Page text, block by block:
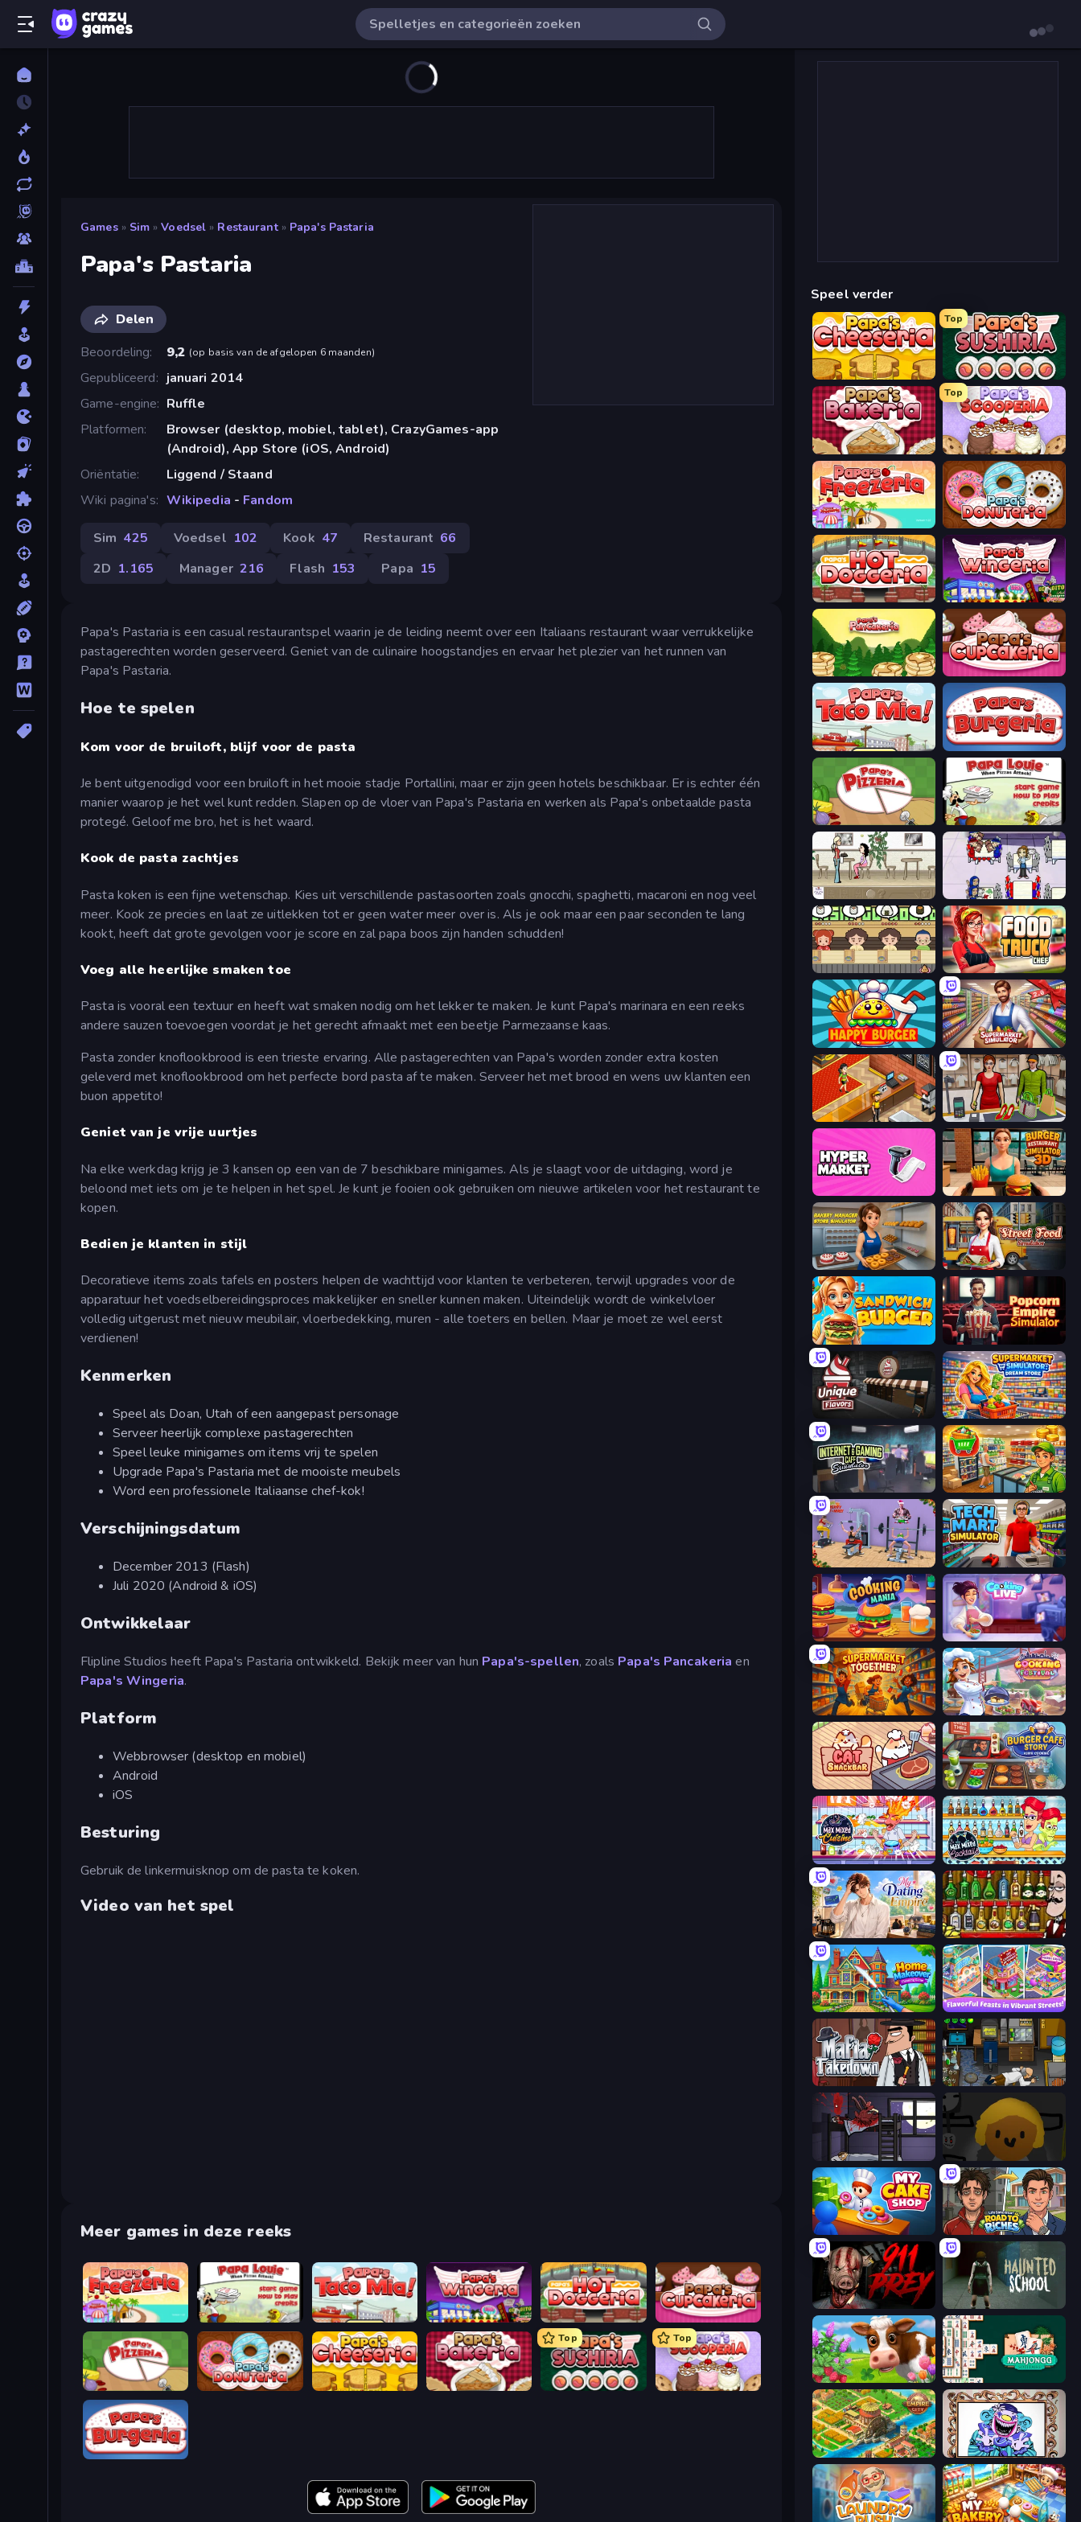
Games » Sim » Voedsel » Restaurant » Papa's Pastaria
Papa's Pastaria
Delen
Beoordeling
9,2 (op basis van de afgelopen 6 maanden)
Gepubliceerd
januari 2014
Game-engine
Ruffle
Platformen
Browser (desktop, mobiel, tablet), CrazyGames-app
(Android), App Store (iOS, Android)
Oriëntatie
Liggend / Staand
Wiki pagina's
Wikipedia - Fandom
Sim 425 Voedsel 102 Kook 47 Restaurant 66
2D 1.165 Manager 216 Flash 153 Papa 15
Papa's Pastaria is een casual restaurantspel waarin je de leiding neemt over een Italiaans restaurant waar verrukkelijke
pastagerechten worden geserveerd. Geniet van de culinaire hoogstandjes en ervaar het plezier van het runnen van
Papa's Pastaria.
Hoe te spelen
Kom voor de bruiloft, blijf voor de pasta
Je bent uitgenodigd voor een bruiloft in het mooie stadje Portallini, maar er zijn geen hotels beschikbaar. Er is echter één
manier waarop je het wel kunt redden. Slapen op de vloer van Papa's Pastaria en werken als Papa's onbetaalde pasta
protegé. Geloof me bro, het is het waard.
Kook de pasta zachtjes
Pasta koken is een fijne wetenschap. Kies uit verschillende pastasoorten zoals gnocchi, spaghetti, macaroni en nog veel
meer. Kook ze precies en laat ze uitlekken tot er geen water meer over is. Als je ook maar een paar seconden te lang
kookt, heeft dat grote gevolgen voor je score en zal papa boos zijn handen schudden!
Voeg alle heerlijke smaken toe
Pasta is vooral een textuur en heeft wat smaken nodig om het lekker te maken. Je kunt Papa's marinara en een reeks
andere sauzen toevoegen voordat je het gerecht afmaakt met een beetje Parmezaanse kaas.
Pasta zonder knoflookbrood is een trieste ervaring. Alle pastagerechten van Papa's worden zonder extra kosten
geleverd met knoflookbrood om het perfecte bord pasta af te maken. Serveer het met brood en wens uw klanten een
buon appetito!
Geniet van je vrije uurtjes
Na elke werkdag krijg je 3 kansen op een van de 7 beschikbare minigames. Als je slaagt voor de uitdaging, word je
beloond met iets om je te helpen in het spel. Je kunt je fooien ook gebruiken om nieuwe artikelen voor het restaurant te
kopen.
Bedien je klanten in stijl
Decoratieve items zoals tafels en posters helpen de wachttijd voor klanten te verbeteren, terwijl upgrades voor de
apparatuur het voedselbereidingsproces makkelijker en sneller kunnen maken. Uiteindelijk wordt de winkelvloer
volledig uitgerust met nieuw meubilair, vloerbedekking, muren - alle toeters en bellen. Maar je moet ze wel eerst
verdienen!
Kenmerken
Speel als Doan, Utah of een aangepast personage
Serveer heerlijk complexe pastagerechten
Speel leuke minigames om items vrij te spelen
Upgrade Papa's Pastaria met de mooiste meubels
Word een professionele Italiaanse chef-kok!
Verschijningsdatum
December 2013 (Flash)
Juli 2020 (Android & iOS)
Ontwikkelaar
Flipline Studios heeft Papa's Pastaria ontwikkeld. Bekijk meer van hun Papa's-spellen, zoals Papa's Pancakeria en
Papa's Wingeria.
Platform
Webbrowser (desktop en mobiel)
Android
iOS
Besturing
Gebruik de linkermuisknop om de pasta te koken.
Video van het spel
Meer games in deze reeks
Papa's Freezeria Papa Louie: When Pizzas Attack Papa's Taco Mia Papa's Wingeria Papa's Hot Doggeria Papas Cupcakeria
Papa's Pizzeria Papa's Donuteria Papa's Cheeseria Papa's Bakeria
Top
Papa's Sushiria
Top
Papa's Scooperia
Papa's Burgeria
Speel verder
Papa's Cheeseria
Top
Papa's Sushiria
Papa's Bakeria
Top
Papa's Scooperia
Papa's Freezeria Papa's Donuteria
Papa's Hot Doggeria Papa's Wingeria
Papa's Pancakeria Papas Cupcakeria
Papa's Taco Mia Papa's Burgeria
Papa's Pizzeria Papa Louie: When Pizzas Attack
The Waitress Diner Dash
Food Truck Chef™: A Fun Cooking Game
Happy Burger Supermarket Simulator: Store Manager
Cinema Panic 2 Shop Master 3D
Hypermarket 3D
Bakery Manager: Store Simulator Street Food Simulator
Sandwich Burger
Unique Flavors Supermarket Simulator: Dream Store
Supermarket Simulator: Desert
Gym Simulator 2024 Tech Mart Simulator
Cooking Mania Cooking Live
Supermarket Together Cooking Festival
Cat Snack Bar Burger Cafe Story ASMR Cooking
Max Mixed Cuisine Max Mixed Cocktails
My Dating Empire Bartender The Right Mix
Home Makeover Cleaning Game Mom's Diary 2
Mafia Takedown Foreign Creature
The Visitor
My Cake Shop Life Simulator: Road to Riches
911: Prey Haunted School
Country Life Meadows Mahjongg Solitaire
Empire City Exhibit of Sorrows